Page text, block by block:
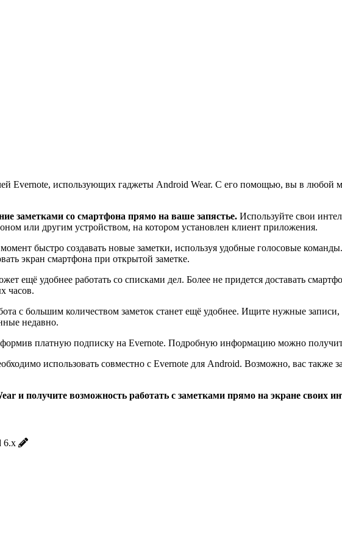
Evernote, использующих гаджеты Android Wear. С его помощью, вы в любой
заметками со смартфона прямо на ваше запястье. Используйте свои
или другим устройством, на котором установлен клиент приложения.
быстро создавать новые заметки, используя удобные голосовые
экран смартфона при открытой заметке.
ещё удобнее работать со списками дел. Более не придется доставать
часов.
с большим количеством заметок станет ещё удобнее. Ищите нужные
недавно.
платную подписку на Evernote. Подробную информацию можно получить
использовать совместно с Evernote для Android. Возможно, вас также
и получите возможность работать с заметками прямо на экране своих
6.x